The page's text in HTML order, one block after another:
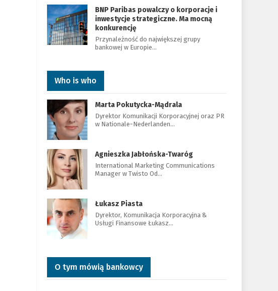
BNP Paribas powalczy o korporacje i
inwestycje strategiczne. Ma mocną
konkurencję
Przynależność do największej grupy
bankowej w Europie…
Who is who
Marta Pokutycka-Mądrala
Dyrektor Komunikacji Korporacyjnej oraz PR
w Nationale-Nederlanden…
Agnieszka Jabłońska-Twaróg
International Marketing Communications
Manager w Twisto Od…
Łukasz Piasta
Dyrektor, Komunikacja Korporacyjna &
Usługi Finansowe Łukasz…
O tym mówią bankowcy